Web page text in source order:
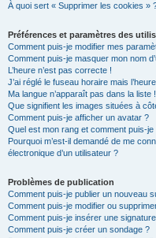
À quoi sert « Supprimer les cookies »
Préférences et paramètres des
Comment puis-je modifier mes
Comment puis-je masquer mon nom
L’heure n’est pas correcte !
J’ai réglé le fuseau horaire mais
Ma langue n’apparaît pas dans la liste !
Que signifient les images situées à
Comment puis-je afficher un avatar ?
Quel est mon rang et comment puis-je
Pourquoi m’est-il demandé de me
électronique d’un utilisateur ?
Problèmes de publication
Comment puis-je publier un nouveau
Comment puis-je modifier ou
Comment puis-je insérer une
Comment puis-je créer un sondage ?